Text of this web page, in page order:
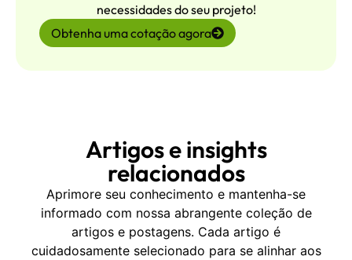
necessidades do seu projeto!
Obtenha uma cotação agora
Artigos e insights
relacionados
Aprimore seu conhecimento e mantenha-se
informado com nossa abrangente coleção de
artigos e postagens. Cada artigo é
cuidadosamente selecionado para se alinhar aos